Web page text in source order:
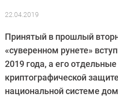
22.04.2019
Автор:
Кошик
Принятый в прошлый
«суверенном рунете»
2019 года, а его
криптографической
национальной системе